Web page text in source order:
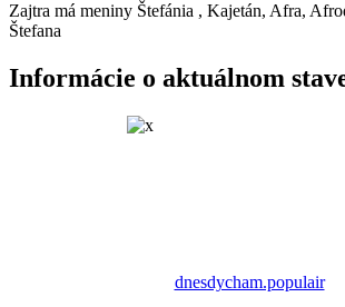
Zajtra má meniny Štefánia , Kajetán, Afra,
Štefana
Informácie o aktuálnom
dnesdycham.populair